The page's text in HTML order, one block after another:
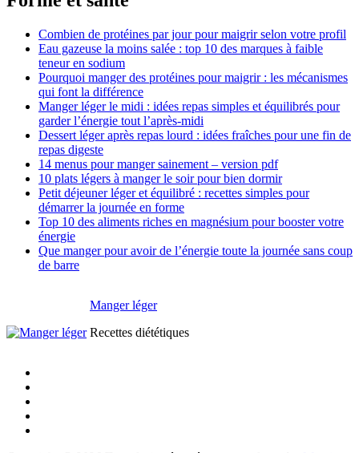
Combien de protéines par jour pour maigrir selon votre profil
Eau gazeuse la moins salée : top 10 des marques à faible
teneur en sodium
Pourquoi manger des protéines pour maigrir : les mécanismes
qui font la différence
Manger léger le midi : idées repas simples et équilibrés pour
garder l’énergie tout l’après-midi
Dessert léger après repas lourd : idées fraîches pour une fin de
repas digeste
14 menus pour manger sainement – version pdf
10 plats légers à manger le soir pour bien dormir
Petit déjeuner léger et équilibré : recettes simples pour
démarrer la journée en forme
Top 10 des aliments riches en magnésium pour booster votre
énergie
Que manger pour avoir de l’énergie toute la journée sans coup
de barre
Manger léger
Recettes diététiques